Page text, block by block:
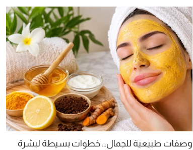
وصفات طبيعية للجمال… خطوات بسيطة لبشرة